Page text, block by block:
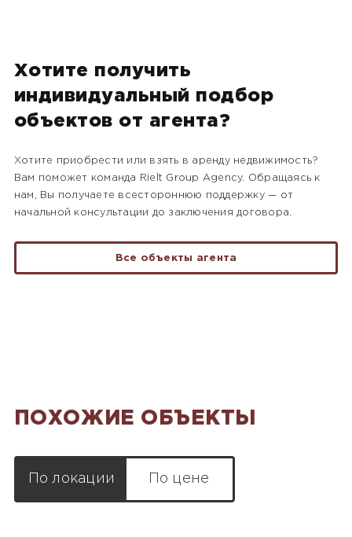
Хотите получить
индивидуальный подбор
объектов от агента?
Хотите приобрести или взять в аренду недвижимость?
Вам поможет команда Rielt Group Agency. Обращаясь к
нам, Вы получаете всестороннюю поддержку — от
начальной консультации до заключения договора.
Все объекты агента
ПОХОЖИЕ ОБЪЕКТЫ
По локации По цене